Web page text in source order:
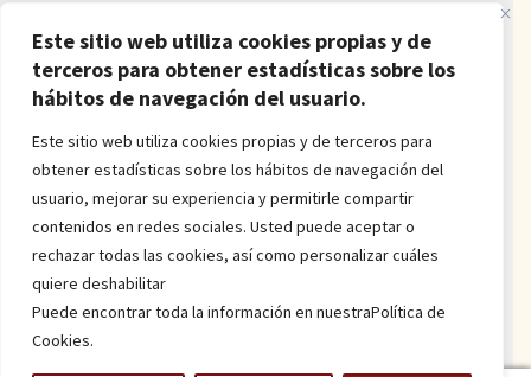
Este sitio web utiliza cookies propias y de
terceros para obtener estadísticas sobre los
hábitos de navegación del usuario.
Este sitio web utiliza cookies propias y de terceros para
obtener estadísticas sobre los hábitos de navegación del
usuario, mejorar su experiencia y permitirle compartir
contenidos en redes sociales. Usted puede aceptar o
rechazar todas las cookies, así como personalizar cuáles
quiere deshabilitar
Puede encontrar toda la información en nuestraPolítica de
Cookies.
Alfombras baratas
Procedencia de las alfombras
Alfombras económicas
Alfombras a medida
Alfombras orientales
Venta de alfombras